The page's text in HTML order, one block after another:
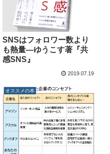
SNSはフォロワー数より
も熱量―ゆうこす著『共
感SNS』
2019.07.19
オススメの本